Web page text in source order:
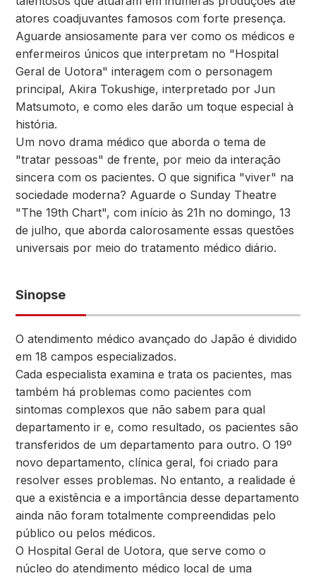
atores coadjuvantes famosos com forte presença.
Aguarde ansiosamente para ver como os médicos e
enfermeiros únicos que interpretam no "Hospital
Geral de Uotora" interagem com o personagem
principal, Akira Tokushige, interpretado por Jun
Matsumoto, e como eles darão um toque especial à
história.
Um novo drama médico que aborda o tema de
"tratar pessoas" de frente, por meio da interação
sincera com os pacientes. O que significa "viver" na
sociedade moderna? Aguarde o Sunday Theatre
"The 19th Chart", com início às 21h no domingo, 13
de julho, que aborda calorosamente essas questões
universais por meio do tratamento médico diário.
Sinopse
O atendimento médico avançado do Japão é dividido
em 18 campos especializados.
Cada especialista examina e trata os pacientes, mas
também há problemas como pacientes com
sintomas complexos que não sabem para qual
departamento ir e, como resultado, os pacientes são
transferidos de um departamento para outro. O 19º
novo departamento, clínica geral, foi criado para
resolver esses problemas. No entanto, a realidade é
que a existência e a importância desse departamento
ainda não foram totalmente compreendidas pelo
público ou pelos médicos.
O Hospital Geral de Uotora, que serve como o
núcleo do atendimento médico local de uma